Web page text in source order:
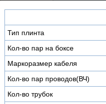
Тип плинта
Кол-во пар на боксе
Маркоразмер кабеля
Кол-во пар проводов(ВЧ)
Кол-во трубок